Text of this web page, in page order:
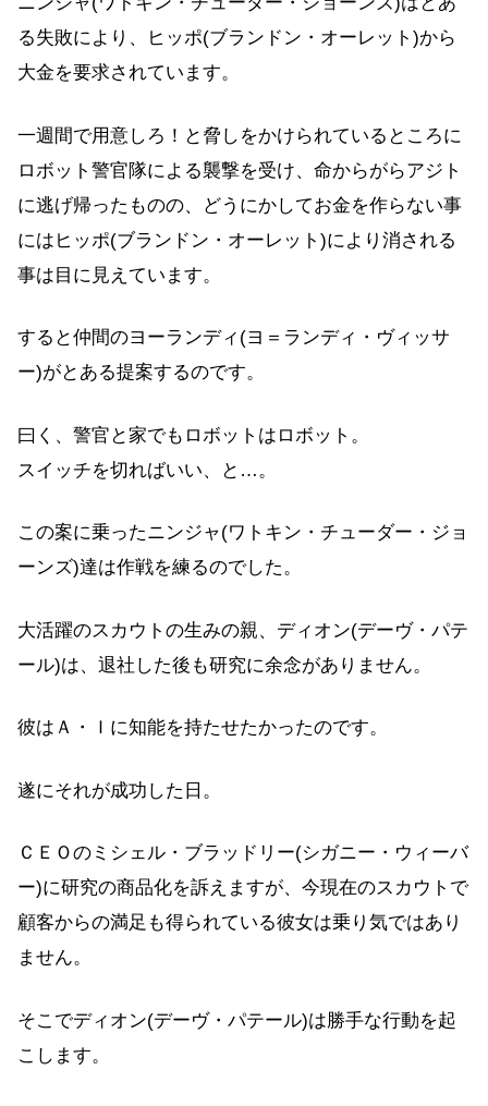
る失敗により、ヒッポ(ブランドン・オーレット)から
大金を要求されています。
一週間で用意しろ！と脅しをかけられているところに
ロボット警官隊による襲撃を受け、命からがらアジト
に逃げ帰ったものの、どうにかしてお金を作らない事
にはヒッポ(ブランドン・オーレット)により消される
事は目に見えています。
すると仲間のヨーランディ(ヨ＝ランディ・ヴィッサ
ー)がとある提案するのです。
曰く、警官と家でもロボットはロボット。
スイッチを切ればいい、と…。
この案に乗ったニンジャ(ワトキン・チューダー・ジョ
ーンズ)達は作戦を練るのでした。
大活躍のスカウトの生みの親、ディオン(デーヴ・パテ
ール)は、退社した後も研究に余念がありません。
彼はＡ・Ｉに知能を持たせたかったのです。
遂にそれが成功した日。
ＣＥＯのミシェル・ブラッドリー(シガニー・ウィーバ
ー)に研究の商品化を訴えますが、今現在のスカウトで
顧客からの満足も得られている彼女は乗り気ではあり
ません。
そこでディオン(デーヴ・パテール)は勝手な行動を起
こします。